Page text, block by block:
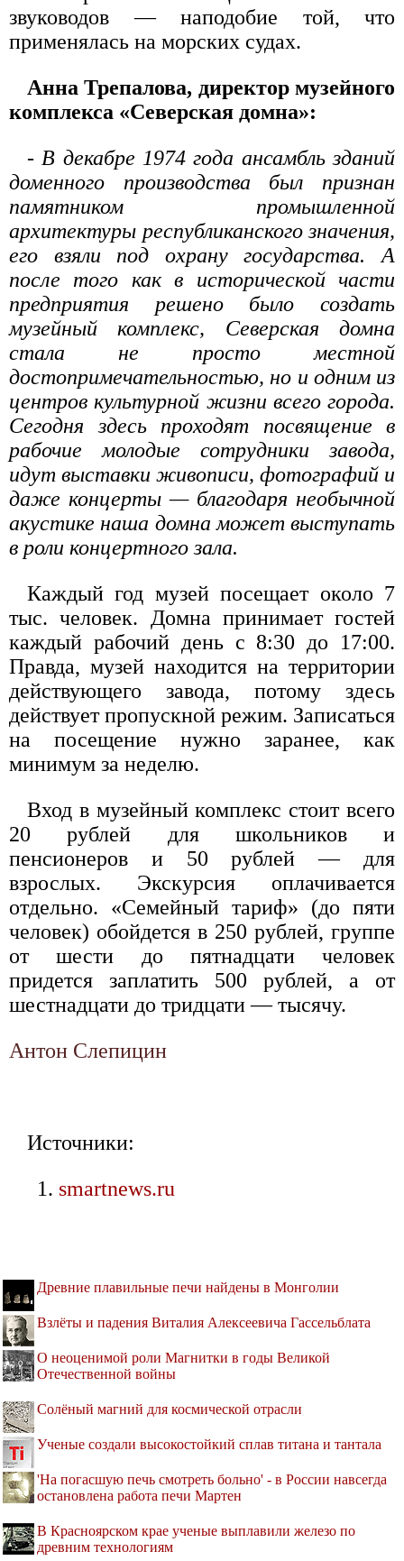
звуководов — наподобие той, что
применялась на морских судах.
Анна Трепалова, директор музейного
комплекса «Северская домна»:
- В декабре 1974 года ансамбль зданий
доменного производства был признан
памятником промышленной
архитектуры республиканского значения,
его взяли под охрану государства. А
после того как в исторической части
предприятия решено было создать
музейный комплекс, Северская домна
стала не просто местной
достопримечательностью, но и одним из
центров культурной жизни всего города.
Сегодня здесь проходят посвящение в
рабочие молодые сотрудники завода,
идут выставки живописи, фотографий и
даже концерты — благодаря необычной
акустике наша домна может выступать
в роли концертного зала.
Каждый год музей посещает около 7
тыс. человек. Домна принимает гостей
каждый рабочий день с 8:30 до 17:00.
Правда, музей находится на территории
действующего завода, потому здесь
действует пропускной режим. Записаться
на посещение нужно заранее, как
минимум за неделю.
Вход в музейный комплекс стоит всего
20 рублей для школьников и
пенсионеров и 50 рублей — для
взрослых. Экскурсия оплачивается
отдельно. «Семейный тариф» (до пяти
человек) обойдется в 250 рублей, группе
от шести до пятнадцати человек
придется заплатить 500 рублей, а от
шестнадцати до тридцати — тысячу.
Антон Слепицин
Источники:
smartnews.ru
Древние плавильные печи найдены в Монголии
Взлёты и падения Виталия Алексеевича Гассельблата
О неоценимой роли Магнитки в годы Великой
Отечественной войны
Солёный магний для космической отрасли
Ученые создали высокостойкий сплав титана и тантала
'На погасшую печь смотреть больно' - в России навсегда
остановлена работа печи Мартен
В Красноярском крае ученые выплавили железо по
древним технологиям